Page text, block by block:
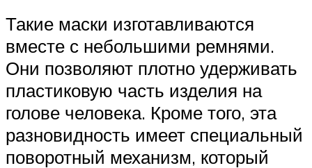
Такие маски изготавливаются
вместе с небольшими ремнями.
Они позволяют плотно удерживать
пластиковую часть изделия на
голове человека. Кроме того, эта
разновидность имеет специальный
поворотный механизм, который